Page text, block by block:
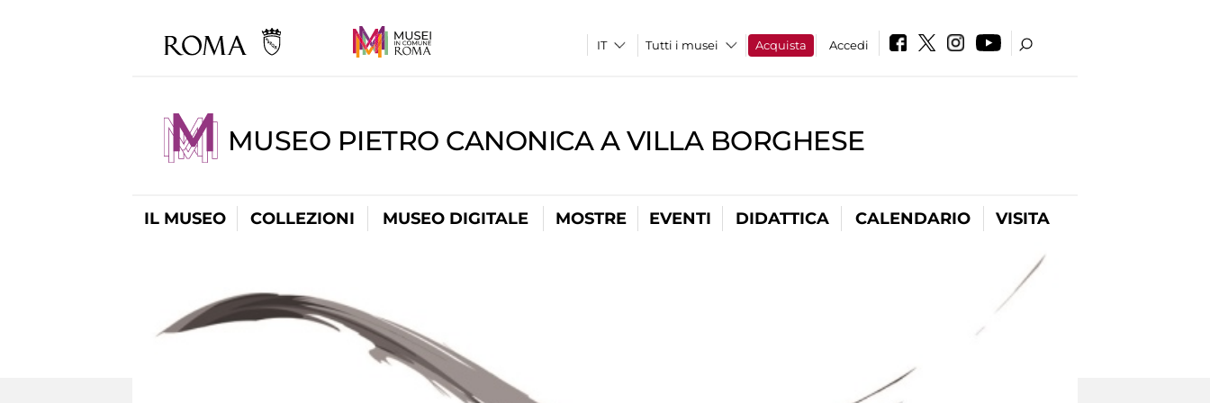
Tutti i musei Acquista Accedi
MUSEO PIETRO CANONICA A VILLA BORGHESE
IL MUSEO COLLEZIONI MUSEO DIGITALE MOSTRE EVENTI DIDATTICA CALENDARIO VISITA